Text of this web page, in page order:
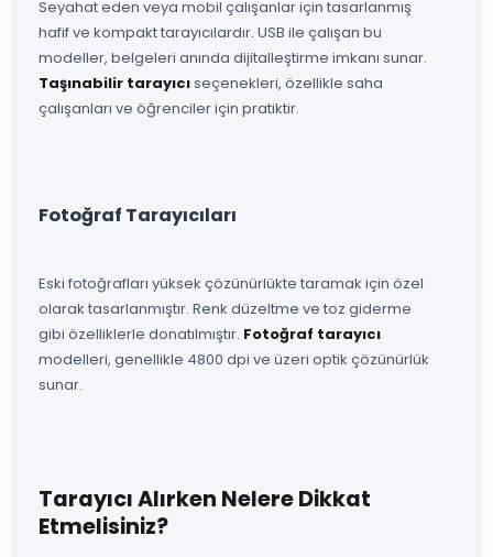
Seyahat eden veya mobil çalışanlar için tasarlanmış
hafif ve kompakt tarayıcılardır. USB ile çalışan bu
modeller, belgeleri anında dijitalleştirme imkanı sunar.
Taşınabilir tarayıcıseçenekleri, özellikle saha
çalışanları ve öğrenciler için pratiktir.
Fotoğraf Tarayıcıları
Eski fotoğrafları yüksek çözünürlükte taramak için özel
olarak tasarlanmıştır. Renk düzeltme ve toz giderme
gibi özelliklerle donatılmıştır. Fotoğraf tarayıcı
modelleri, genellikle 4800 dpi ve üzeri optik çözünürlük
sunar.
Tarayıcı Alırken Nelere Dikkat
Etmelisiniz?